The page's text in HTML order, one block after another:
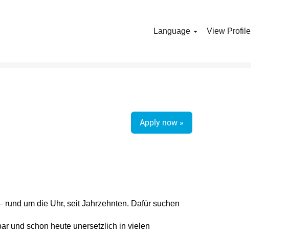
Language View Profile
Apply now »
um die Uhr, seit Jahrzehnten. Dafür suchen
und schon heute unersetzlich in vielen